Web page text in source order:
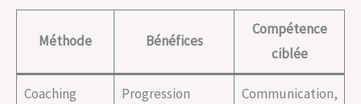
Méthode Bénéfices
Compétence
ciblée
Coaching
Progression
Communication,